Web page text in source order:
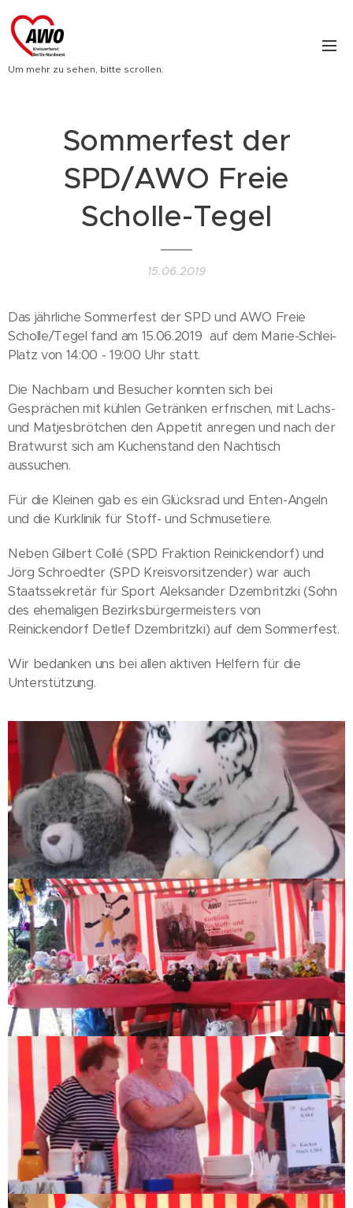
Um mehr zu sehen, bitte scrollen.
Sommerfest der
SPD/AWO Freie
Scholle-Tegel
15.06.2019
Das jährliche Sommerfest der SPD und AWO Freie
Scholle/Tegel fand am 15.06.2019 auf dem Marie-Schlei-
Platz von 14:00 - 19:00 Uhr statt.
Die Nachbarn und Besucher konnten sich bei
Gesprächen mit kühlen Getränken erfrischen, mit Lachs-
und Matjesbrötchen den Appetit anregen und nach der
Bratwurst sich am Kuchenstand den Nachtisch
aussuchen.
Für die Kleinen gab es ein Glücksrad und Enten-Angeln
und die Kurklinik für Stoff- und Schmusetiere.
Neben Gilbert Collé (SPD Fraktion Reinickendorf) und
Jörg Schroedter (SPD Kreisvorsitzender) war auch
Staatssekretär für Sport Aleksander Dzembritzki (Sohn
des ehemaligen Bezirksbürgermeisters von
Reinickendorf Detlef Dzembritzki) auf dem Sommerfest.
Wir bedanken uns bei allen aktiven Helfern für die
Unterstützung.